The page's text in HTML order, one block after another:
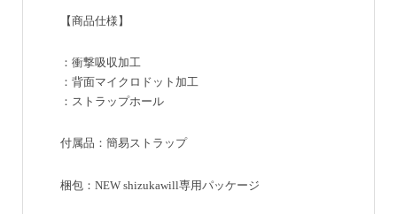
【商品仕様】
：衝撃吸収加工
：背面マイクロドット加工
：ストラップホール
付属品：簡易ストラップ
梱包：NEW shizukawill専用パッケージ